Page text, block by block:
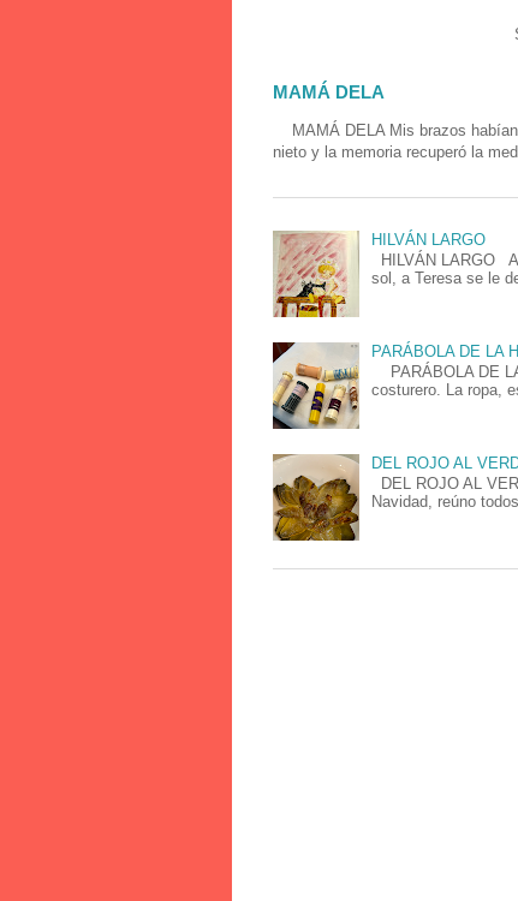
MAMÁ DELA
MAMÁ DELA Mis brazos habían
nieto y la memoria recuperó la
HILVÁN LARGO
HILVÁN LARGO
sol, a Teresa se le
PARÁBOLA DE LA
PARÁBOLA DE
costurero. La ropa,
DEL ROJO AL
DEL ROJO AL
Navidad, reúno